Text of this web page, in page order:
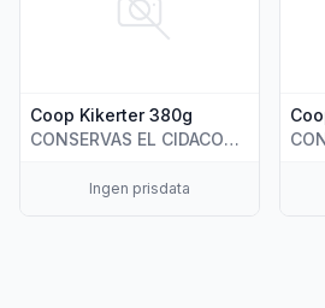
Coop Kikerter 380g
CONSERVAS EL CIDACOS, S.A.
Ingen prisdata